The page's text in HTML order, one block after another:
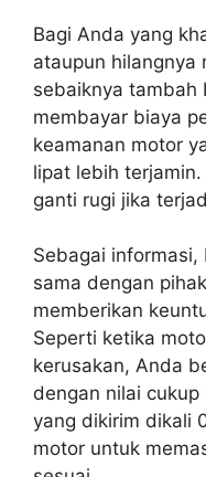
Bagi Anda yang
ataupun hilangnya
sebaiknya tambah
membayar biaya
keamanan motor
lipat lebih
ganti rugi jika
Sebagai informasi,
sama dengan
memberikan
Seperti ketika
kerusakan, Anda
dengan nilai
yang dikirim dikali
motor untuk